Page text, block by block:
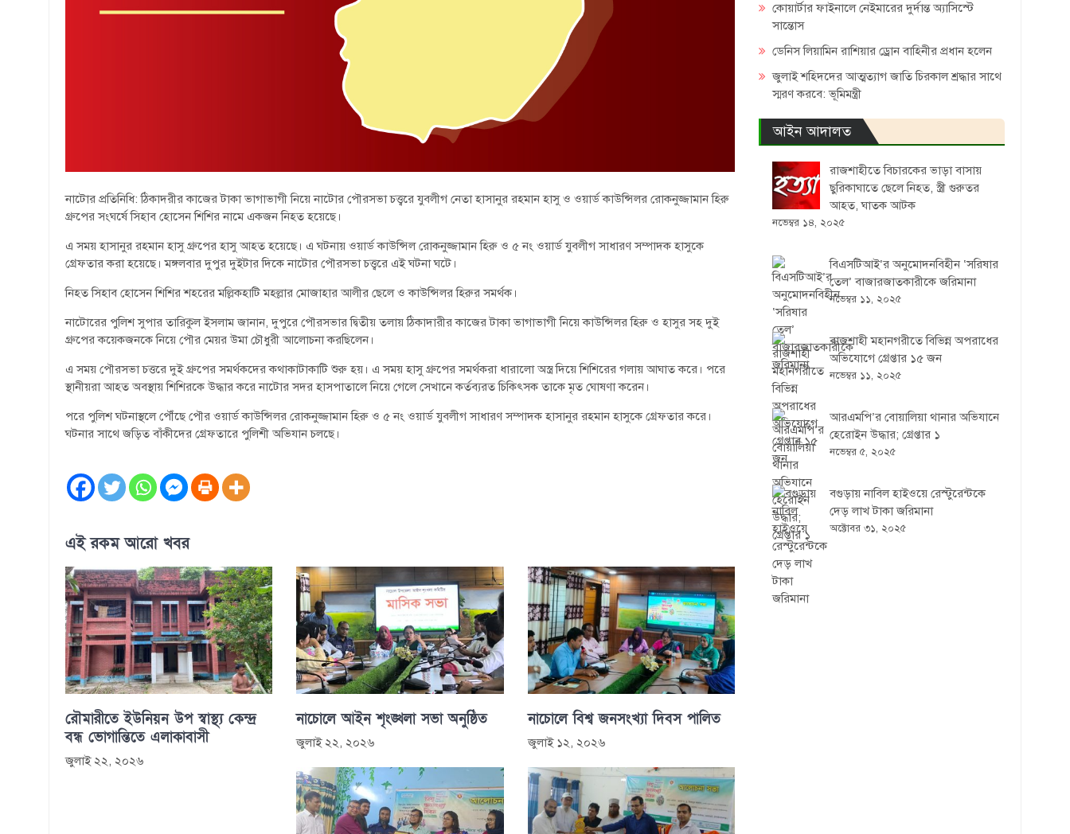
নাটোর প্রতিনিধি: ঠিকাদরীর কাজের টাকা ভাগাভাগী নিয়ে নাটোর পৌরসভা চত্ত্বরে যুবলীগ নেতা হাসানুর রহমান হাসু ও ওয়ার্ড কাউন্সিলর রোকনুজ্জামান হিরু
গ্রুপের সংঘর্ষে সিহাব হোসেন শিশির নামে একজন নিহত হয়েছে।
এ সময় হাসানুর রহমান হাসু গ্রুপের হাসু আহত হয়েছে। এ ঘটনায় ওয়ার্ড কাউন্সিল রোকনুজ্জামান হিরু ও ৫ নং ওয়ার্ড যুবলীগ সাধারণ সম্পাদক হাসুকে
গ্রেফতার করা হয়েছে। মঙ্গলবার দুপুর দুইটার দিকে নাটোর পৌরসভা চত্ত্বরে এই ঘটনা ঘটে।
নিহত সিহাব হোসেন শিশির শহরের মল্লিকহাটি মহল্লার মোজাহার আলীর ছেলে ও কাউন্সিলর হিরুর সমর্থক।
নাটোরের পুলিশ সুপার তারিকুল ইসলাম জানান, দুপুরে পৌরসভার দ্বিতীয় তলায় ঠিকাদারীর কাজের টাকা ভাগাভাগী নিয়ে কাউন্সিলর হিরু ও হাসুর সহ দুই
গ্রুপের কয়েকজনকে নিয়ে পৌর মেয়র উমা চৌধুরী আলোচনা করছিলেন।
এ সময় পৌরসভা চত্তরে দুই গ্রুপের সমর্থকদের কথাকাটাকাটি শুরু হয়। এ সময় হাসু গ্রুপের সমর্থকরা ধারালো অস্ত্র দিয়ে শিশিরের গলায় আঘাত করে। পরে
স্থানীয়রা আহত অবস্থায় শিশিরকে উদ্ধার করে নাটোর সদর হাসপাতালে নিয়ে গেলে সেখানে কর্তব্যরত চিকিৎসক তাকে মৃত ঘোষণা করেন।
পরে পুলিশ ঘটনাস্থলে পৌঁছে পৌর ওয়ার্ড কাউন্সিলর রোকনুজ্জামান হিরু ও ৫ নং ওয়ার্ড যুবলীগ সাধারণ সম্পাদক হাসানুর রহমান হাসুকে গ্রেফতার করে।
ঘটনার সাথে জড়িত বাঁকীদের গ্রেফতারে পুলিশী অভিযান চলছে।
এই রকম আরো খবর
রৌমারীতে ইউনিয়ন উপ স্বাস্থ্য কেন্দ্র
বন্ধ ভোগান্তিতে এলাকাবাসী
জুলাই ২২, ২০২৬
নাচোলে আইন শৃংঙ্খলা সভা অনুষ্ঠিত
জুলাই ২২, ২০২৬
নাচোলে বিশ্ব জনসংখ্যা দিবস পালিত
জুলাই ১২, ২০২৬
কোয়ার্টার ফাইনালে নেইমারের দুর্দান্ত অ্যাসিস্টে
সান্তোস
ডেনিস লিয়ামিন রাশিয়ার ড্রোন বাহিনীর প্রধান হলেন
জুলাই শহিদদের আত্মত্যাগ জাতি চিরকাল শ্রদ্ধার সাথে
স্মরণ করবে: ভূমিমন্ত্রী
আইন আদালত
রাজশাহীতে বিচারকের ভাড়া বাসায়
ছুরিকাঘাতে ছেলে নিহত, স্ত্রী গুরুতর
আহত, ঘাতক আটক
নভেম্বর ১৪, ২০২৫
বিএসটিআই’র অনুমোদনবিহীন ‘সরিষার
তেল’ বাজারজাতকারীকে জরিমানা
নভেম্বর ১১, ২০২৫
রাজশাহী মহানগরীতে বিভিন্ন অপরাধের
অভিযোগে গ্রেপ্তার ১৫ জন
নভেম্বর ১১, ২০২৫
আরএমপি’র বোয়ালিয়া থানার অভিযানে
হেরোইন উদ্ধার; গ্রেপ্তার ১
নভেম্বর ৫, ২০২৫
বগুড়ায় নাবিল হাইওয়ে রেস্টুরেন্টকে
দেড় লাখ টাকা জরিমানা
অক্টোবর ৩১, ২০২৫